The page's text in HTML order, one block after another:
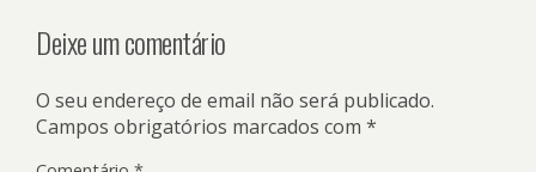
Deixe um comentário
O seu endereço de email não será publicado.
Campos obrigatórios marcados com *